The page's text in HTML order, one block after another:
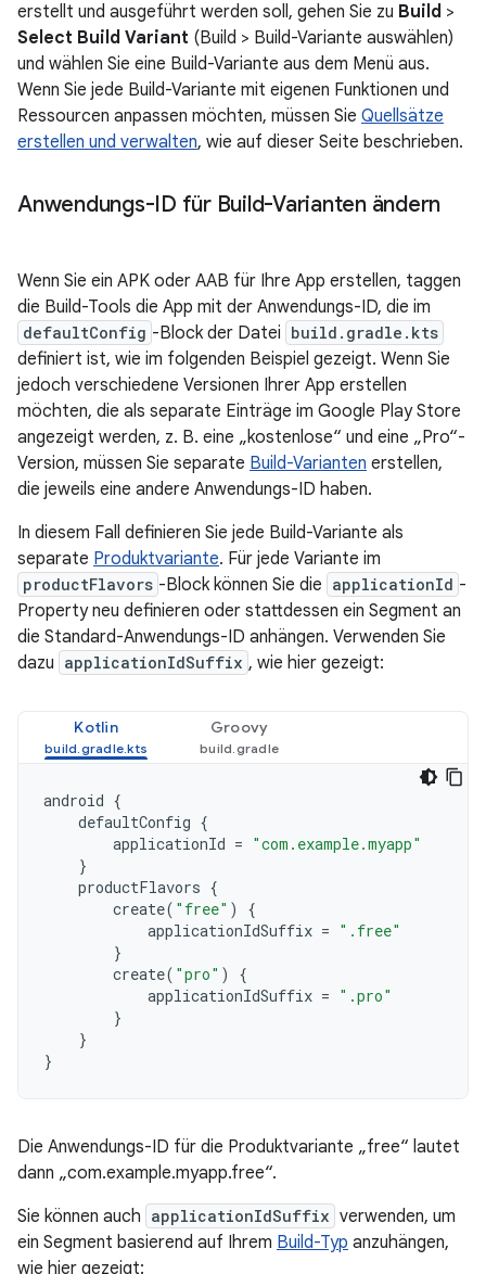
erstellt und ausgeführt werden soll, gehen Sie zu Build >
Select Build Variant (Build > Build-Variante auswählen)
und wählen Sie eine Build-Variante aus dem Menü aus.
Wenn Sie jede Build-Variante mit eigenen Funktionen und
Ressourcen anpassen möchten, müssen Sie Quellsätze
erstellen und verwalten, wie auf dieser Seite beschrieben.
Anwendungs-ID für Build-Varianten ändern
Wenn Sie ein APK oder AAB für Ihre App erstellen, taggen
die Build-Tools die App mit der Anwendungs-ID, die im
defaultConfig -Block der Datei build.gradle.kts
definiert ist, wie im folgenden Beispiel gezeigt. Wenn Sie
jedoch verschiedene Versionen Ihrer App erstellen
möchten, die als separate Einträge im Google Play Store
angezeigt werden, z. B. eine „kostenlose“ und eine „Pro“-
Version, müssen Sie separate Build-Varianten erstellen,
die jeweils eine andere Anwendungs-ID haben.
In diesem Fall definieren Sie jede Build-Variante als
separate Produktvariante. Für jede Variante im
productFlavors -Block können Sie die applicationId -
Property neu definieren oder stattdessen ein Segment an
die Standard-Anwendungs-ID anhängen. Verwenden Sie
dazu applicationIdSuffix , wie hier gezeigt:
Kotlin Groovy
android {
defaultConfig {
applicationId = "com.example.myapp"
}
productFlavors {
create( "free" )
{
applicationIdSuffix = ".free"
}
create( "pro" )
{
applicationIdSuffix = ".pro"
}
}
}
Die Anwendungs-ID für die Produktvariante „free“ lautet
dann „com.example.myapp.free“.
Sie können auch applicationIdSuffix verwenden, um
ein Segment basierend auf Ihrem Build-Typ anzuhängen,
wie hier gezeigt: